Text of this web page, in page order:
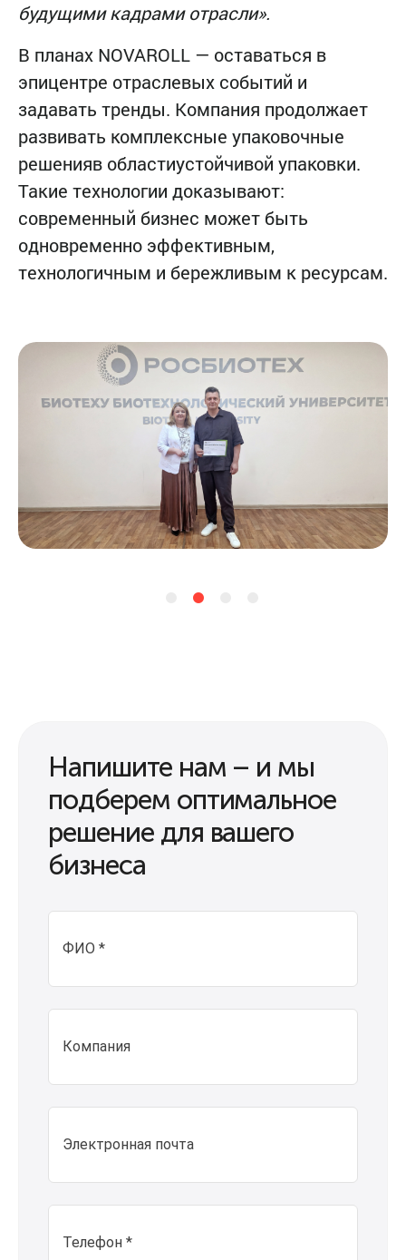
будущими кадрами отрасли».
В планах NOVAROLL — оставаться в
эпицентре отраслевых событий и
задавать тренды. Компания продолжает
развивать комплексные упаковочные
решенияв областиустойчивой упаковки.
Такие технологии доказывают:
современный бизнес может быть
одновременно эффективным,
технологичным и бережливым к ресурсам.
Напишите нам – и мы
подберем оптимальное
решение для вашего
бизнеса
ФИО *
Компания
Электронная почта
Телефон *